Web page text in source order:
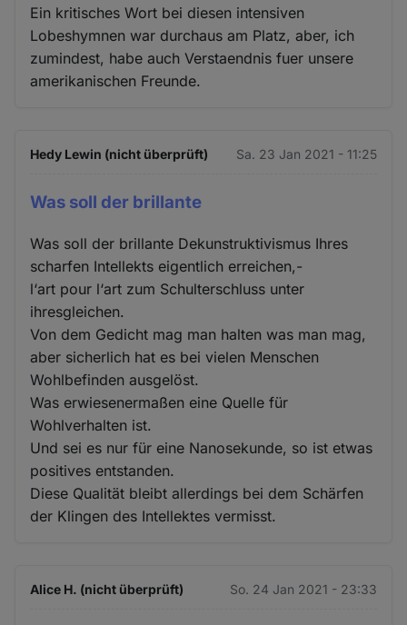
Ein kritisches Wort bei diesen intensiven
Lobeshymnen war durchaus am Platz, aber, ich
zumindest, habe auch Verstaendnis fuer unsere
amerikanischen Freunde.
Hedy Lewin (nicht überprüft) Sa. 23 Jan 2021 - 11:25
Was soll der brillante
Was soll der brillante Dekunstruktivismus Ihres
scharfen Intellekts eigentlich erreichen,-
l‘art pour l‘art zum Schulterschluss unter
ihresgleichen.
Von dem Gedicht mag man halten was man mag,
aber sicherlich hat es bei vielen Menschen
Wohlbefinden ausgelöst.
Was erwiesenermaßen eine Quelle für
Wohlverhalten ist.
Und sei es nur für eine Nanosekunde, so ist etwas
positives entstanden.
Diese Qualität bleibt allerdings bei dem Schärfen
der Klingen des Intellektes vermisst.
Alice H. (nicht überprüft) So. 24 Jan 2021 - 23:33